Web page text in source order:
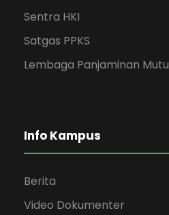
Sentra HKI
Satgas PPKS
Lembaga Panjaminan Mutu
Info Kampus
Berita
Video Dokumenter